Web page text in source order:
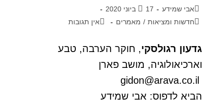
אבי שמידע
17 ביוני 2020
חדשות ומציאות / מאמרים אין תגובות
גדעון רגולסקי, חוקר הערבה, טבע
וארכיאולוגיה, מושב פארן
gidon@arava.co.il
הביא לדפוס: אבי שמידע